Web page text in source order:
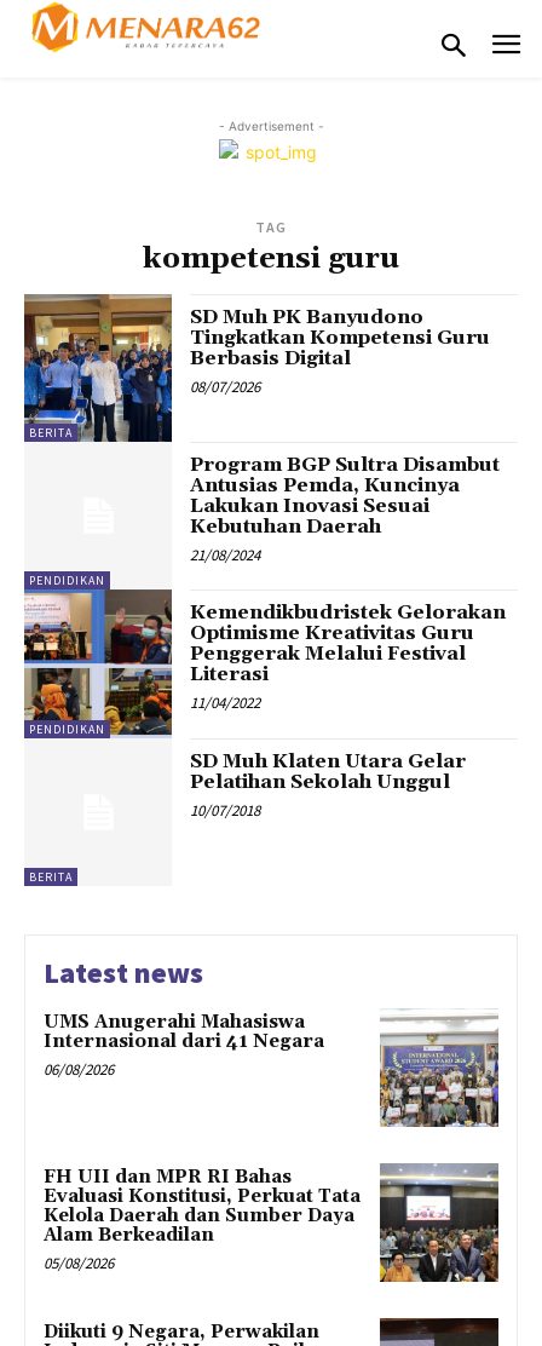
- Advertisement -
TAG
kompetensi guru
BERITA
SD Muh PK Banyudono
Tingkatkan Kompetensi Guru
Berbasis Digital
08/07/2026
PENDIDIKAN
Program BGP Sultra Disambut
Antusias Pemda, Kuncinya
Lakukan Inovasi Sesuai
Kebutuhan Daerah
21/08/2024
PENDIDIKAN
Kemendikbudristek Gelorakan
Optimisme Kreativitas Guru
Penggerak Melalui Festival
Literasi
11/04/2022
BERITA
SD Muh Klaten Utara Gelar
Pelatihan Sekolah Unggul
10/07/2018
Latest news
UMS Anugerahi Mahasiswa
Internasional dari 41 Negara
06/08/2026
FH UII dan MPR RI Bahas
Evaluasi Konstitusi, Perkuat Tata
Kelola Daerah dan Sumber Daya
Alam Berkeadilan
05/08/2026
Diikuti 9 Negara, Perwakilan